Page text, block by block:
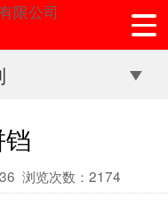
浏览次数：2174